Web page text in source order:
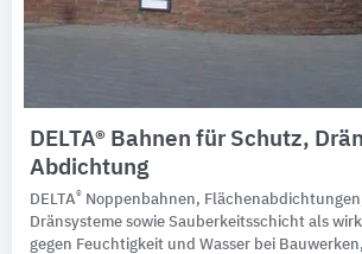
DELTA® Bahnen für Schutz,
Abdichtung
DELTA® Noppenbahnen,
Dränsysteme sowie Sauberkeitsschicht als
gegen Feuchtigkeit und Wasser bei